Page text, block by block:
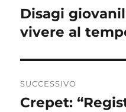
articoli
Articolo
precedente:
Disagi
vivere al
SUCCESSIVO
Articolo
Crepet: